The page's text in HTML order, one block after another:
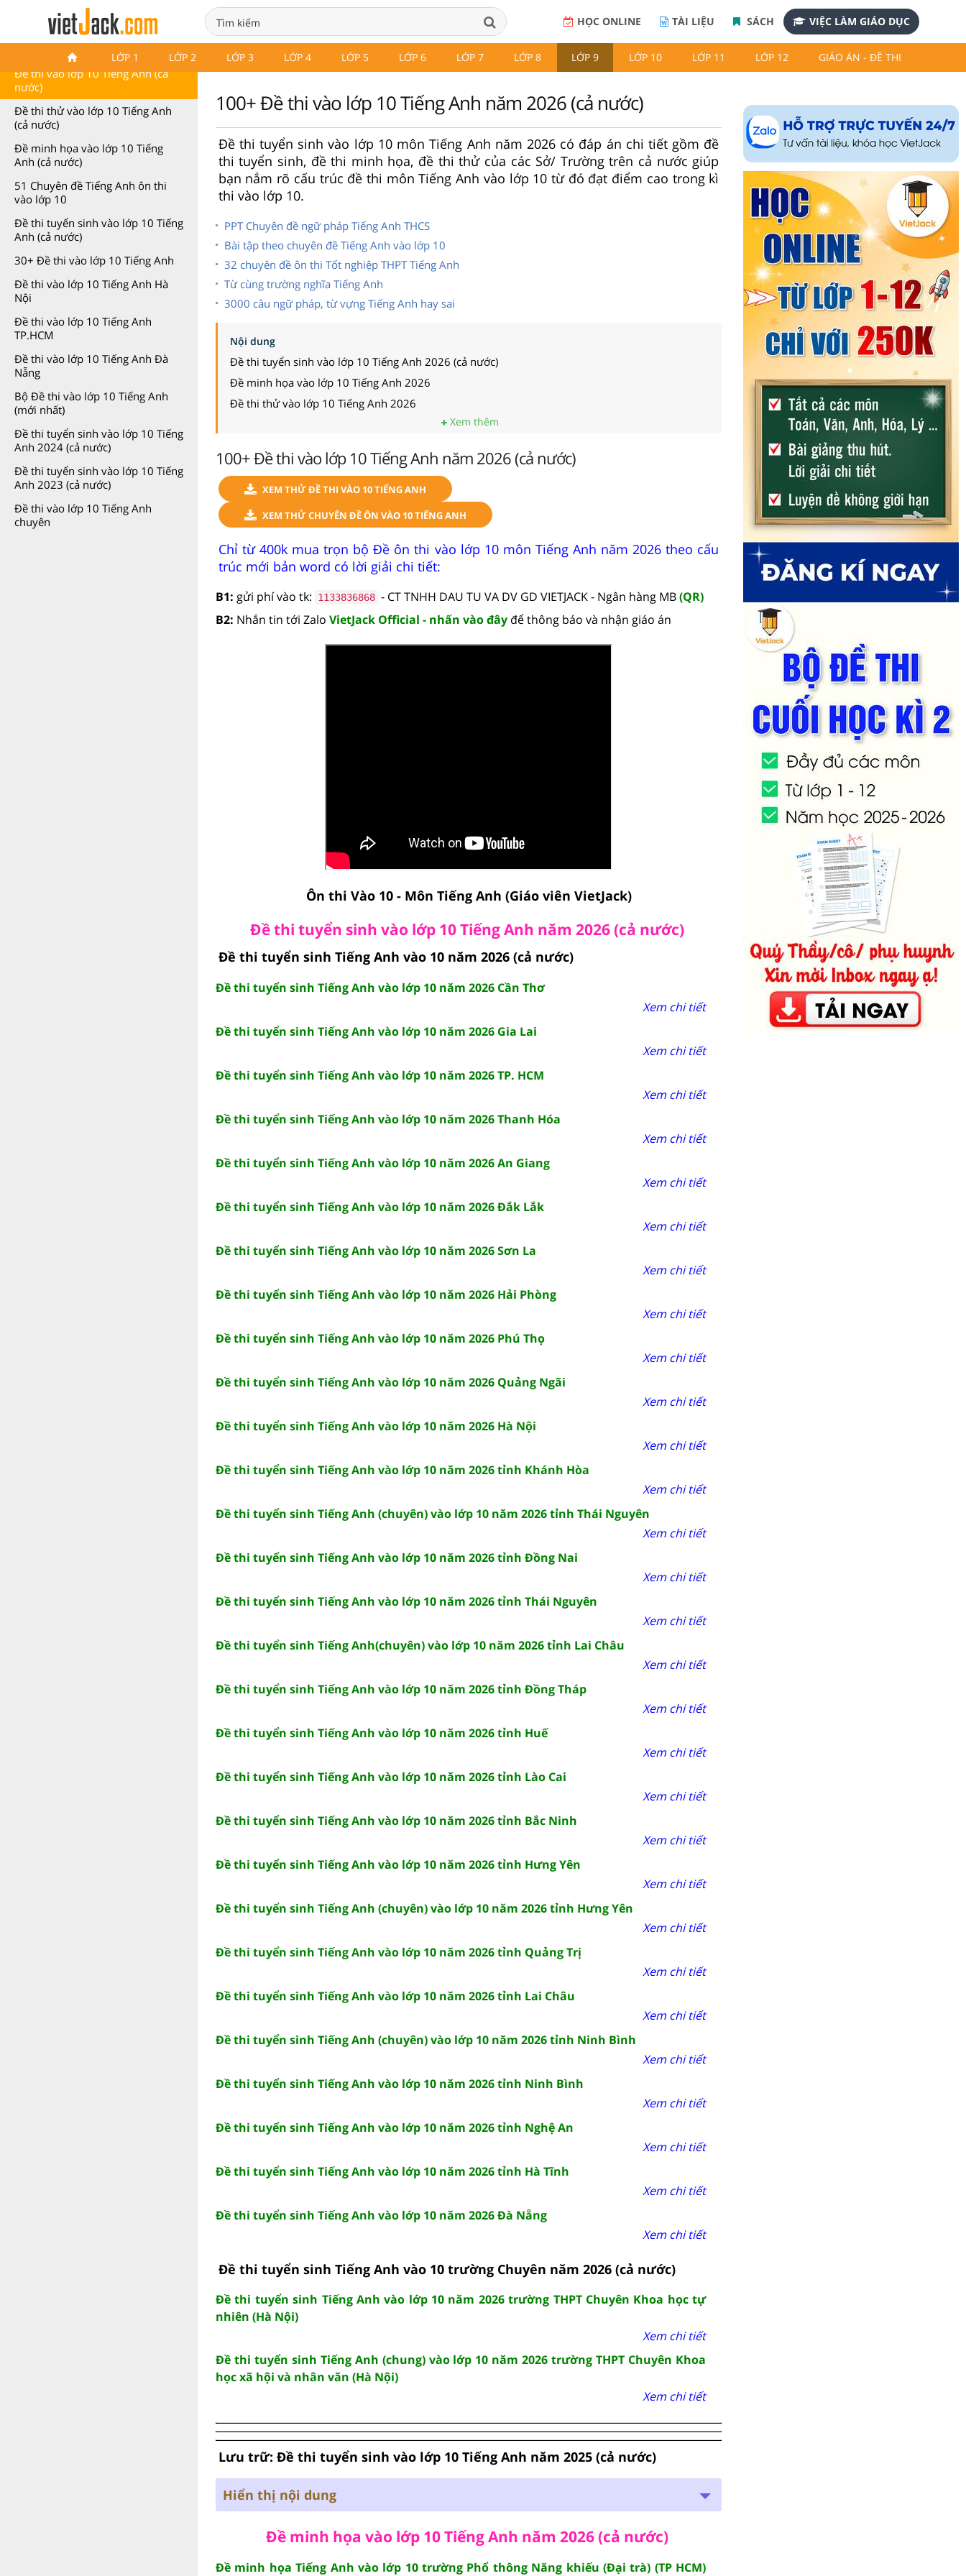
HỌC ONLINE TÀI LIỆU SÁCH VIỆC LÀM GIÁO DỤC
LỚP 1 LỚP 2 LỚP 3 LỚP 4 LỚP 5 LỚP 6 LỚP 7 LỚP 8 LỚP 9 LỚP 10 LỚP 11 LỚP 12 GIÁO ÁN - ĐỀ THI
Đề thi vào lớp 10 Tiếng Anh
Đề thi vào lớp 10 Tiếng Anh (cả
nước)
Đề thi thử vào lớp 10 Tiếng Anh
(cả nước)
Đề minh họa vào lớp 10 Tiếng
Anh (cả nước)
51 Chuyên đề Tiếng Anh ôn thi
vào lớp 10
Đề thi tuyển sinh vào lớp 10 Tiếng
Anh (cả nước)
30+ Đề thi vào lớp 10 Tiếng Anh
Đề thi vào lớp 10 Tiếng Anh Hà
Nội
Đề thi vào lớp 10 Tiếng Anh
TP.HCM
Đề thi vào lớp 10 Tiếng Anh Đà
Nẵng
Bộ Đề thi vào lớp 10 Tiếng Anh
(mới nhất)
Đề thi tuyển sinh vào lớp 10 Tiếng
Anh 2024 (cả nước)
Đề thi tuyển sinh vào lớp 10 Tiếng
Anh 2023 (cả nước)
Đề thi vào lớp 10 Tiếng Anh
chuyên
100+ Đề thi vào lớp 10 Tiếng Anh năm 2026 (cả nước)
Đề thi tuyển sinh vào lớp 10 môn Tiếng Anh năm 2026 có đáp án chi tiết gồm đề
thi tuyển sinh, đề thi minh họa, đề thi thử của các Sở/ Trường trên cả nước giúp
bạn nắm rõ cấu trúc đề thi môn Tiếng Anh vào lớp 10 từ đó đạt điểm cao trong kì
thi vào lớp 10.
PPT Chuyên đề ngữ pháp Tiếng Anh THCS
Bài tập theo chuyên đề Tiếng Anh vào lớp 10
32 chuyên đề ôn thi Tốt nghiệp THPT Tiếng Anh
Từ cùng trường nghĩa Tiếng Anh
3000 câu ngữ pháp, từ vựng Tiếng Anh hay sai
Nội dung
Đề thi tuyển sinh vào lớp 10 Tiếng Anh 2026 (cả nước)
Đề minh họa vào lớp 10 Tiếng Anh 2026
Đề thi thử vào lớp 10 Tiếng Anh 2026
Xem thêm
100+ Đề thi vào lớp 10 Tiếng Anh năm 2026 (cả nước)
XEM THỬ ĐỀ THI VÀO 10 TIẾNG ANH
XEM THỬ CHUYÊN ĐỀ ÔN VÀO 10 TIẾNG ANH
Chỉ từ 400k mua trọn bộ Đề ôn thi vào lớp 10 môn Tiếng Anh năm 2026 theo cấu
trúc mới bản word có lời giải chi tiết:
B1: gửi phí vào tk: 1133836868 - CT TNHH DAU TU VA DV GD VIETJACK - Ngân hàng MB(QR)
B2: Nhắn tin tới Zalo VietJack Official - nhấn vào đây để thông báo và nhận giáo án
Ôn thi Vào 10 - Môn Tiếng Anh (Giáo viên VietJack)
Đề thi tuyển sinh vào lớp 10 Tiếng Anh năm 2026 (cả nước)
Đề thi tuyển sinh Tiếng Anh vào 10 năm 2026 (cả nước)
Đề thi tuyển sinh Tiếng Anh vào lớp 10 năm 2026 Cần Thơ
Xem chi tiết
Đề thi tuyển sinh Tiếng Anh vào lớp 10 năm 2026 Gia Lai
Xem chi tiết
Đề thi tuyển sinh Tiếng Anh vào lớp 10 năm 2026 TP. HCM
Xem chi tiết
Đề thi tuyển sinh Tiếng Anh vào lớp 10 năm 2026 Thanh Hóa
Xem chi tiết
Đề thi tuyển sinh Tiếng Anh vào lớp 10 năm 2026 An Giang
Xem chi tiết
Đề thi tuyển sinh Tiếng Anh vào lớp 10 năm 2026 Đắk Lắk
Xem chi tiết
Đề thi tuyển sinh Tiếng Anh vào lớp 10 năm 2026 Sơn La
Xem chi tiết
Đề thi tuyển sinh Tiếng Anh vào lớp 10 năm 2026 Hải Phòng
Xem chi tiết
Đề thi tuyển sinh Tiếng Anh vào lớp 10 năm 2026 Phú Thọ
Xem chi tiết
Đề thi tuyển sinh Tiếng Anh vào lớp 10 năm 2026 Quảng Ngãi
Xem chi tiết
Đề thi tuyển sinh Tiếng Anh vào lớp 10 năm 2026 Hà Nội
Xem chi tiết
Đề thi tuyển sinh Tiếng Anh vào lớp 10 năm 2026 tỉnh Khánh Hòa
Xem chi tiết
Đề thi tuyển sinh Tiếng Anh (chuyên) vào lớp 10 năm 2026 tỉnh Thái Nguyên
Xem chi tiết
Đề thi tuyển sinh Tiếng Anh vào lớp 10 năm 2026 tỉnh Đồng Nai
Xem chi tiết
Đề thi tuyển sinh Tiếng Anh vào lớp 10 năm 2026 tỉnh Thái Nguyên
Xem chi tiết
Đề thi tuyển sinh Tiếng Anh(chuyên) vào lớp 10 năm 2026 tỉnh Lai Châu
Xem chi tiết
Đề thi tuyển sinh Tiếng Anh vào lớp 10 năm 2026 tỉnh Đồng Tháp
Xem chi tiết
Đề thi tuyển sinh Tiếng Anh vào lớp 10 năm 2026 tỉnh Huế
Xem chi tiết
Đề thi tuyển sinh Tiếng Anh vào lớp 10 năm 2026 tỉnh Lào Cai
Xem chi tiết
Đề thi tuyển sinh Tiếng Anh vào lớp 10 năm 2026 tỉnh Bắc Ninh
Xem chi tiết
Đề thi tuyển sinh Tiếng Anh vào lớp 10 năm 2026 tỉnh Hưng Yên
Xem chi tiết
Đề thi tuyển sinh Tiếng Anh (chuyên) vào lớp 10 năm 2026 tỉnh Hưng Yên
Xem chi tiết
Đề thi tuyển sinh Tiếng Anh vào lớp 10 năm 2026 tỉnh Quảng Trị
Xem chi tiết
Đề thi tuyển sinh Tiếng Anh vào lớp 10 năm 2026 tỉnh Lai Châu
Xem chi tiết
Đề thi tuyển sinh Tiếng Anh (chuyên) vào lớp 10 năm 2026 tỉnh Ninh Bình
Xem chi tiết
Đề thi tuyển sinh Tiếng Anh vào lớp 10 năm 2026 tỉnh Ninh Bình
Xem chi tiết
Đề thi tuyển sinh Tiếng Anh vào lớp 10 năm 2026 tỉnh Nghệ An
Xem chi tiết
Đề thi tuyển sinh Tiếng Anh vào lớp 10 năm 2026 tỉnh Hà Tĩnh
Xem chi tiết
Đề thi tuyển sinh Tiếng Anh vào lớp 10 năm 2026 Đà Nẵng
Xem chi tiết
Đề thi tuyển sinh Tiếng Anh vào 10 trường Chuyên năm 2026 (cả nước)
Đề thi tuyển sinh Tiếng Anh vào lớp 10 năm 2026 trường THPT Chuyên Khoa học tự
nhiên (Hà Nội)
Xem chi tiết
Đề thi tuyển sinh Tiếng Anh (chung) vào lớp 10 năm 2026 trường THPT Chuyên Khoa
học xã hội và nhân văn (Hà Nội)
Xem chi tiết
Lưu trữ: Đề thi tuyển sinh vào lớp 10 Tiếng Anh năm 2025 (cả nước)
Hiển thị nội dung
Đề minh họa vào lớp 10 Tiếng Anh năm 2026 (cả nước)
Đề minh họa Tiếng Anh vào lớp 10 trường Phổ thông Năng khiếu (Đại trà) (TP HCM)